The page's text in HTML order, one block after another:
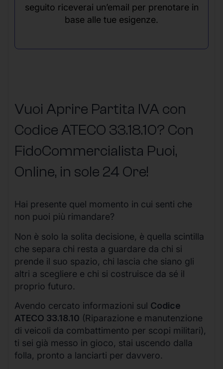
seguito riceverai un’email per prenotare in
base alle tue esigenze.
Vuoi Aprire Partita IVA con
Codice ATECO 33.18.10? Con
FidoCommercialista Puoi,
Online, in sole 24 Ore!
Hai presente quel momento in cui senti che
non puoi più rimandare?
Non è solo la solita decisione, è quella scintilla
che separa chi resta a guardare da chi si
prende il suo spazio, chi lascia che siano gli
altri a scegliere e chi si costruisce da sé il
proprio futuro.
Avendo cercato informazioni sul Codice
ATECO 33.18.10 (Riparazione e manutenzione
di veicoli da combattimento per scopi militari),
ti sei già messo in gioco, stai uscendo dalla
folla, pronto a lanciarti per davvero.